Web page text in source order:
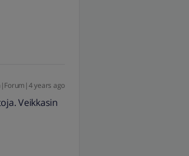
years ago
Veikkasin